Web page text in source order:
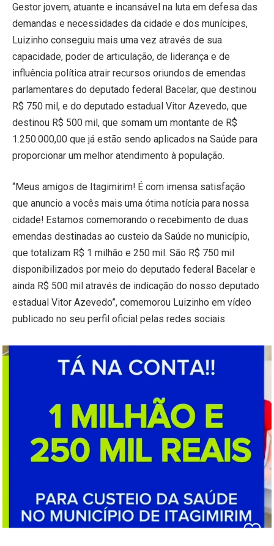
Gestor jovem, atuante e incansável na luta em defesa das
demandas e necessidades da cidade e dos munícipes,
Luizinho conseguiu mais uma vez através de sua
capacidade, poder de articulação, de liderança e de
influência política atrair recursos oriundos de emendas
parlamentares do deputado federal Bacelar, que destinou
R$ 750 mil, e do deputado estadual Vitor Azevedo, que
destinou R$ 500 mil, que somam um montante de R$
1.250.000,00 que já estão sendo aplicados na Saúde para
proporcionar um melhor atendimento à população.
“Meus amigos de Itagimirim! É com imensa satisfação
que anuncio a vocês mais uma ótima notícia para nossa
cidade! Estamos comemorando o recebimento de duas
emendas destinadas ao custeio da Saúde no município,
que totalizam R$ 1 milhão e 250 mil. São R$ 750 mil
disponibilizados por meio do deputado federal Bacelar e
ainda R$ 500 mil através de indicação do nosso deputado
estadual Vitor Azevedo”, comemorou Luizinho em vídeo
publicado no seu perfil oficial pelas redes sociais.